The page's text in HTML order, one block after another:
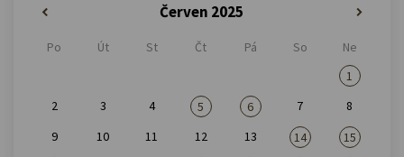
Červen 2025
Po Út St Čt Pá So
Ne
1
2
3 4 5 6 7
8
9
10 11 12 13 14
15